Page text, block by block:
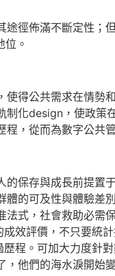
徑佈滿不斷定性；
。
得公共需求在情勢
化design，使政策
，從而為數字公共
保存與成長前提置
的可及性與體驗差
式，社會救助必需
效評價，不只要統
程。可加大力度針
他們的海水淚開始